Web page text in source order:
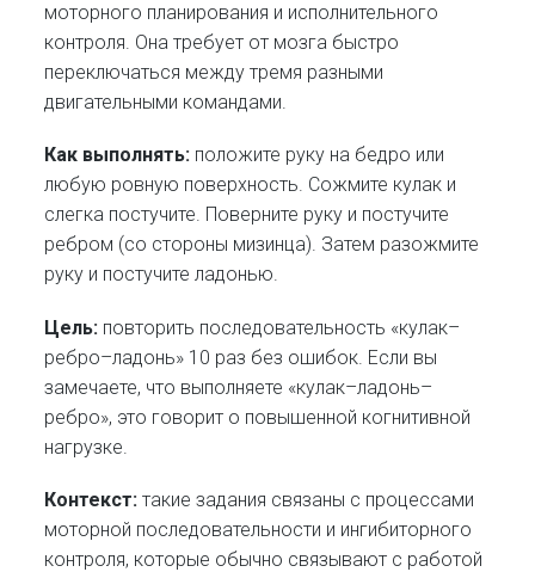
моторного планирования и исполнительного
контроля. Она требует от мозга быстро
переключаться между тремя разными
двигательными командами.
Как выполнять: положите руку на бедро или
любую ровную поверхность. Сожмите кулак и
слегка постучите. Поверните руку и постучите
ребром (со стороны мизинца). Затем разожмите
руку и постучите ладонью.
Цель: повторить последовательность «кулак–
ребро–ладонь» 10 раз без ошибок. Если вы
замечаете, что выполняете «кулак–ладонь–
ребро», это говорит о повышенной когнитивной
нагрузке.
Контекст: такие задания связаны с процессами
моторной последовательности и ингибиторного
контроля, которые обычно связывают с работой